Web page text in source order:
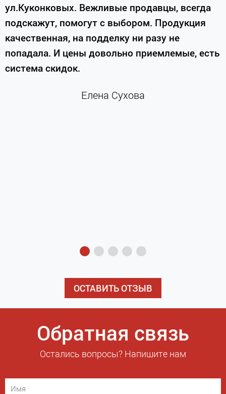
ул.Куконковых. Вежливые продавцы, всегда
подскажут, помогут с выбором. Продукция
качественная, на подделку ни разу не
попадала. И цены довольно приемлемые, есть
система скидок.
Елена Сухова
ОСТАВИТЬ ОТЗЫВ
Обратная связь
Остались вопросы? Напишите нам